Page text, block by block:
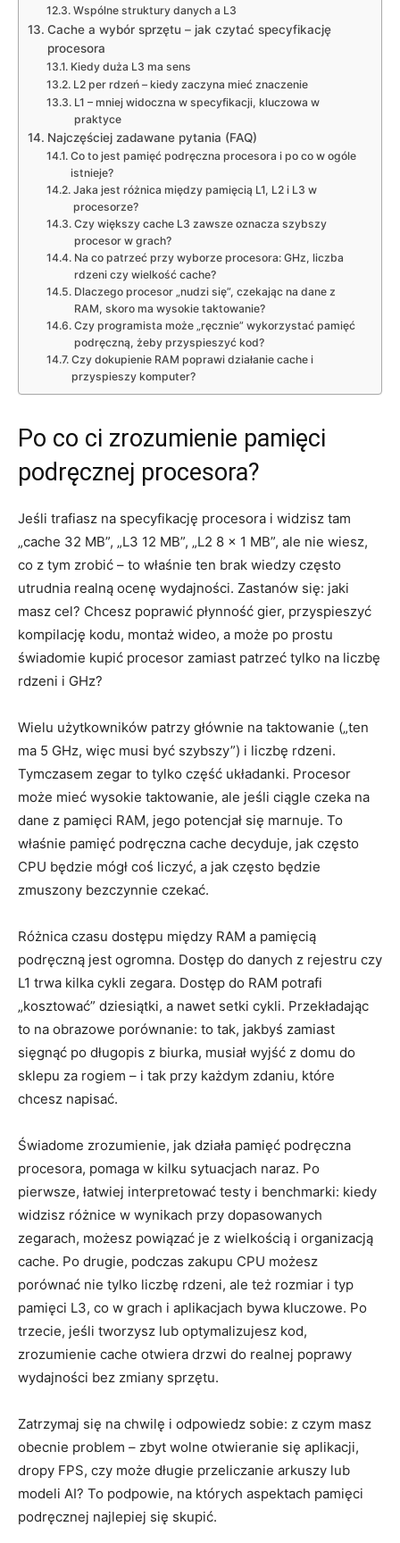
Wspólne struktury danych a L3
Cache a wybór sprzętu – jak czytać specyfikację
procesora
Kiedy duża L3 ma sens
L2 per rdzeń – kiedy zaczyna mieć znaczenie
L1 – mniej widoczna w specyfikacji, kluczowa w
praktyce
Najczęściej zadawane pytania (FAQ)
Co to jest pamięć podręczna procesora i po co w ogóle
istnieje?
Jaka jest różnica między pamięcią L1, L2 i L3 w
procesorze?
Czy większy cache L3 zawsze oznacza szybszy
procesor w grach?
Na co patrzeć przy wyborze procesora: GHz, liczba
rdzeni czy wielkość cache?
Dlaczego procesor „nudzi się”, czekając na dane z
RAM, skoro ma wysokie taktowanie?
Czy programista może „ręcznie” wykorzystać pamięć
podręczną, żeby przyspieszyć kod?
Czy dokupienie RAM poprawi działanie cache i
przyspieszy komputer?
Po co ci zrozumienie pamięci
podręcznej procesora?
Jeśli trafiasz na specyfikację procesora i widzisz tam
„cache 32 MB”, „L3 12 MB”, „L2 8 x 1 MB”, ale nie wiesz,
co z tym zrobić – to właśnie ten brak wiedzy często
utrudnia realną ocenę wydajności. Zastanów się: jaki
masz cel? Chcesz poprawić płynność gier, przyspieszyć
kompilację kodu, montaż wideo, a może po prostu
świadomie kupić procesor zamiast patrzeć tylko na liczbę
rdzeni i GHz?
Wielu użytkowników patrzy głównie na taktowanie („ten
ma 5 GHz, więc musi być szybszy”) i liczbę rdzeni.
Tymczasem zegar to tylko część układanki. Procesor
może mieć wysokie taktowanie, ale jeśli ciągle czeka na
dane z pamięci RAM, jego potencjał się marnuje. To
właśnie pamięć podręczna cache decyduje, jak często
CPU będzie mógł coś liczyć, a jak często będzie
zmuszony bezczynnie czekać.
Różnica czasu dostępu między RAM a pamięcią
podręczną jest ogromna. Dostęp do danych z rejestru czy
L1 trwa kilka cykli zegara. Dostęp do RAM potrafi
„kosztować” dziesiątki, a nawet setki cykli. Przekładając
to na obrazowe porównanie: to tak, jakbyś zamiast
sięgnąć po długopis z biurka, musiał wyjść z domu do
sklepu za rogiem – i tak przy każdym zdaniu, które
chcesz napisać.
Świadome zrozumienie, jak działa pamięć podręczna
procesora, pomaga w kilku sytuacjach naraz. Po
pierwsze, łatwiej interpretować testy i benchmarki: kiedy
widzisz różnice w wynikach przy dopasowanych
zegarach, możesz powiązać je z wielkością i organizacją
cache. Po drugie, podczas zakupu CPU możesz
porównać nie tylko liczbę rdzeni, ale też rozmiar i typ
pamięci L3, co w grach i aplikacjach bywa kluczowe. Po
trzecie, jeśli tworzysz lub optymalizujesz kod,
zrozumienie cache otwiera drzwi do realnej poprawy
wydajności bez zmiany sprzętu.
Zatrzymaj się na chwilę i odpowiedz sobie: z czym masz
obecnie problem – zbyt wolne otwieranie się aplikacji,
dropy FPS, czy może długie przeliczanie arkuszy lub
modeli AI? To podpowie, na których aspektach pamięci
podręcznej najlepiej się skupić.